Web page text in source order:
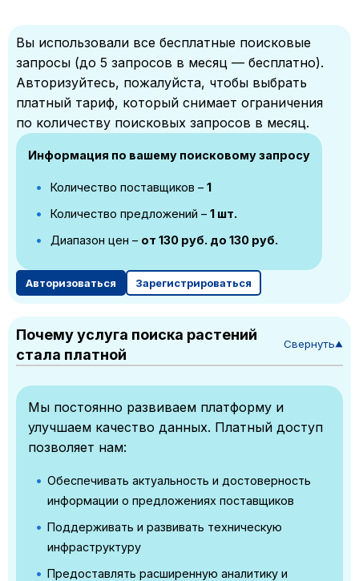
Вы использовали все бесплатные поисковые
запросы (до 5 запросов в месяц — бесплатно).
Авторизуйтесь, пожалуйста, чтобы выбрать
платный тариф, который снимает ограничения
по количеству поисковых запросов в месяц.
Информация по вашему поисковому запросу
Количество поставщиков – 1
Количество предложений – 1 шт.
Диапазон цен – от 130 руб. до 130 руб.
Авторизоваться Зарегистрироваться
Почему услуга поиска растений
стала платной
Свернуть▼
Мы постоянно развиваем платформу и
улучшаем качество данных. Платный доступ
позволяет нам:
Обеспечивать актуальность и достоверность
информации о предложениях поставщиков
Поддерживать и развивать техническую
инфраструктуру
Предоставлять расширенную аналитику и